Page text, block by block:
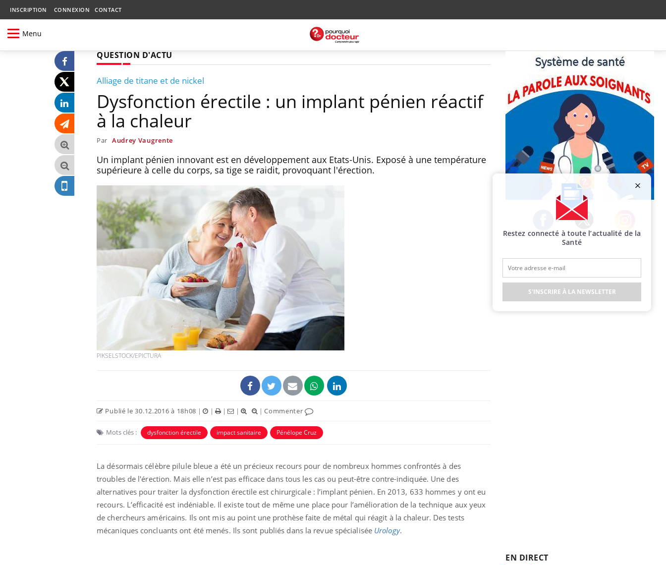
INSCRIPTION CONNEXION CONTACT
Menu
QUESTION D'ACTU
Alliage de titane et de nickel
Dysfonction érectile : un implant pénien réactif
à la chaleur
Par Audrey Vaugrente
Un implant pénien innovant est en développement aux Etats-Unis. Exposé à une température
supérieure à celle du corps, sa tige se raidit, provoquant l'érection.
PIKSELSTOCK/EPICTURA
Publié le 30.12.2016 à 18h08 | | | | |Commenter
Mots clés : dysfonction érectile impact sanitaire Pénélope Cruz
La désormais célèbre pilule bleue a été un précieux recours pour de nombreux hommes confrontés à des
troubles de l'érection. Mais elle n’est pas efficace dans tous les cas ou peut-être contre-indiquée. Une des
alternatives pour traiter la dysfonction érectile est chirurgicale : l’implant pénien. En 2013, 633 hommes y ont eu
recours. L’efficacité est indéniable. Il existe tout de même une place pour l’amélioration de la technique aux yeux
de chercheurs américains. Ils ont mis au point une prothèse faite de métal qui réagit à la chaleur. Des tests
mécaniques concluants ont été menés. Ils sont publiés dans la revue spécialisée Urology.
Facebook Twitter Instagram
EN DIRECT
Restez connecté à toute l’actualité de la
Santé
S'INSCRIRE À LA NEWSLETTER